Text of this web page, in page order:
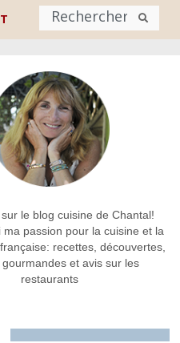
*
le blog cuisine de Chantal!
ma passion pour la cuisine et la
recettes, découvertes,
gourmandes et avis sur les
restaurants